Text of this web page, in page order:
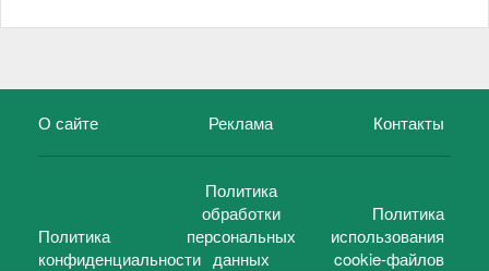
О сайте Реклама Контакты
Политика
конфиденциальности
Политика
обработки
персональных
данных
Политика
использования
cookie-файлов